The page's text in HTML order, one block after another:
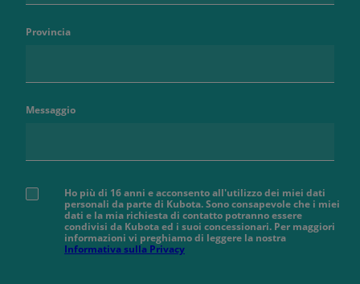
Provincia
Messaggio
Ho più di 16 anni e acconsento all'utilizzo dei miei dati
personali da parte di Kubota. Sono consapevole che i miei
dati e la mia richiesta di contatto potranno essere
condivisi da Kubota ed i suoi concessionari. Per maggiori
informazioni vi preghiamo di leggere la nostra
Informativa sulla Privacy